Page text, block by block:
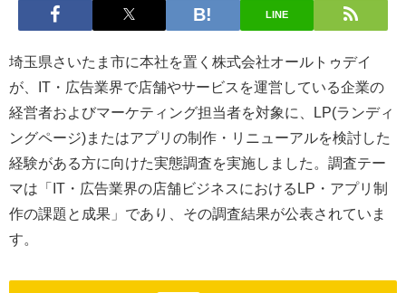
LINE
埼玉県さいたま市に本社を置く株式会社オールトゥデイ
が、IT・広告業界で店舗やサービスを運営している企業の
経営者およびマーケティング担当者を対象に、LP(ランディ
ングページ)またはアプリの制作・リニューアルを検討した
経験がある方に向けた実態調査を実施しました。調査テー
マは「IT・広告業界の店舗ビジネスにおけるLP・アプリ制
作の課題と成果」であり、その調査結果が公表されていま
す。